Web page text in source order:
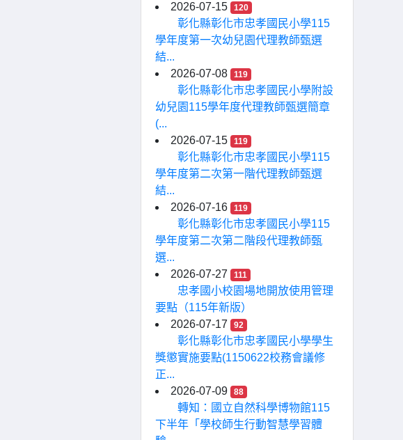
2026-07-15
120
彰化縣彰化市忠孝國民小學115
學年度第一次幼兒園代理教師甄選
結...
2026-07-08
119
彰化縣彰化市忠孝國民小學附設
幼兒園115學年度代理教師甄選簡章
(...
2026-07-15
119
彰化縣彰化市忠孝國民小學115
學年度第二次第一階代理教師甄選
結...
2026-07-16
119
彰化縣彰化市忠孝國民小學115
學年度第二次第二階段代理教師甄
選...
2026-07-27
111
忠孝國小校園場地開放使用管理
要點（115年新版）
2026-07-17
92
彰化縣彰化市忠孝國民小學學生
獎懲實施要點(1150622校務會議修
正...
2026-07-09
88
轉知：國立自然科學博物館115
下半年「學校師生行動智慧學習體